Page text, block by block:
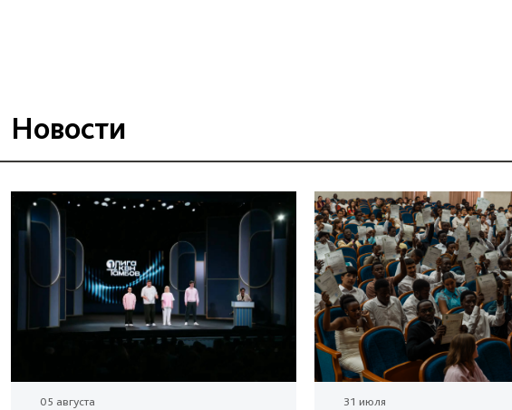
Новости
05 августа 31 июля